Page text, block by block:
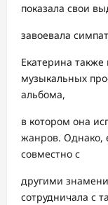
показала свои
завоевала
Екатерина
музыкальных
альбома,
в котором она
жанров. Однако,
совместно с
другими
сотрудничала с